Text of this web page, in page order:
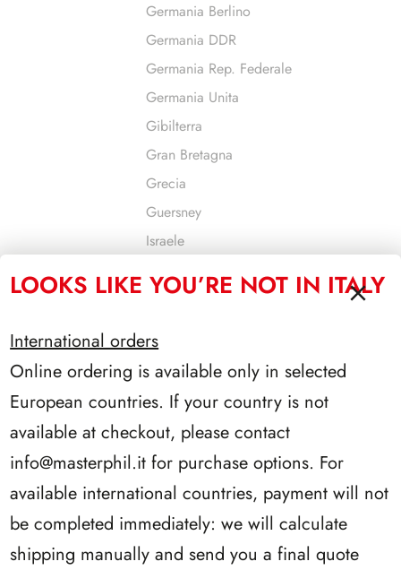
Germania Berlino
Germania DDR
Germania Rep. Federale
Germania Unita
Gibilterra
Gran Bretagna
Grecia
Guersney
Israele
Jugoslavia
Lituania
Lussemburgo
Malta
Man
Monaco
Montenegro
Norvegia
Olanda
LOOKS LIKE YOU’RE NOT IN ITALY
International orders
Online ordering is available only in selected
European countries. If your country is not
available at checkout, please contact
info@masterphil.it for purchase options. For
available international countries, payment will not
be completed immediately: we will calculate
shipping manually and send you a final quote